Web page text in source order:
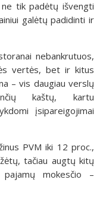
tik padėtų išvengti
galėtų padidinti ir
nebankrutuos,
vertės, bet ir kitus
– vis daugiau verslų
kaštų, kartu
įsipareigojimai
PVM iki 12 proc.,
tačiau augtų kitų
mokesčio –